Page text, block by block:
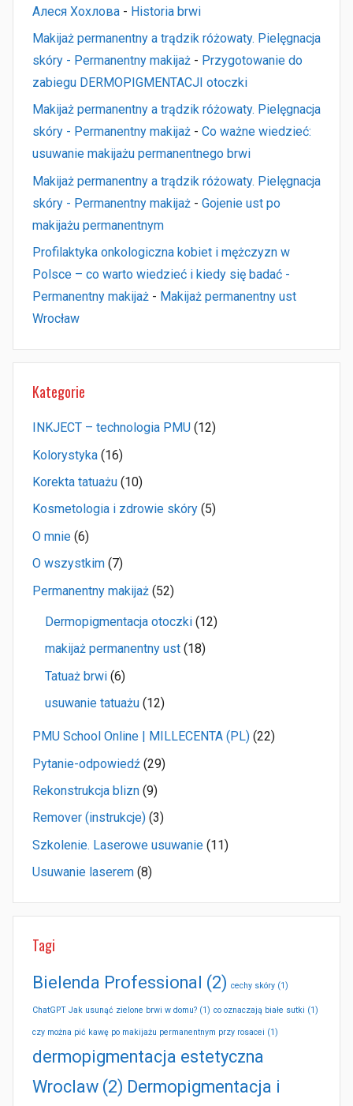
Алеся Хохлова - Historia brwi
Makijaż permanentny a trądzik różowaty. Pielęgnacja
skóry - Permanentny makijaż - Przygotowanie do
zabiegu DERMOPIGMENTACJI otoczki
Makijaż permanentny a trądzik różowaty. Pielęgnacja
skóry - Permanentny makijaż - Co ważne wiedzieć:
usuwanie makijażu permanentnego brwi
Makijaż permanentny a trądzik różowaty. Pielęgnacja
skóry - Permanentny makijaż - Gojenie ust po
makijażu permanentnym
Profilaktyka onkologiczna kobiet i mężczyzn w
Polsce – co warto wiedzieć i kiedy się badać -
Permanentny makijaż - Makijaż permanentny ust
Wrocław
Kategorie
INKJECT – technologia PMU (12)
Kolorystyka (16)
Korekta tatuażu (10)
Kosmetologia i zdrowie skóry (5)
O mnie (6)
O wszystkim (7)
Permanentny makijaż (52)
Dermopigmentacja otoczki (12)
makijaż permanentny ust (18)
Tatuaż brwi (6)
usuwanie tatuażu (12)
PMU School Online | MILLECENTA (PL) (22)
Pytanie-odpowiedź (29)
Rekonstrukcja blizn (9)
Remover (instrukcje) (3)
Szkolenie. Laserowe usuwanie (11)
Usuwanie laserem (8)
Tagi
Bielenda Professional (2) cechy skóry (1)
ChatGPT Jak usunąć zielone brwi w domu? (1) co oznaczają białe sutki (1)
czy można pić kawę po makijażu permanentnym przy rosacei (1)
dermopigmentacja estetyczna
Wroclaw (2) Dermopigmentacja i